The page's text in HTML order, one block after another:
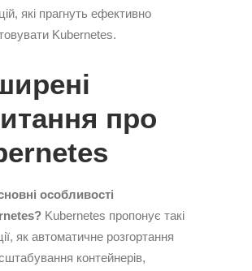
які прагнуть ефективно
Kubernetes.
про
особливості
Kubernetes пропонує такі
як автоматичне розгортання
контейнерів,